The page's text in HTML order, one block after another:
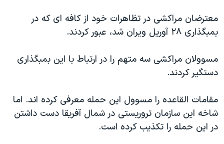
اعتراضات مردمی آبان ۹۸
اسرائیل در جنگ
همایش محافظه‌کاران آمریکا «سی‌پک»
سفر پرزیدنت ترامپ به چین
معترضان مراکشی در تظاهرات خود از کافه ای که در
بمبگذاری ۲۸ آوریل ویران شد، عبور کردند.
مسوولان مراکشی سه متهم را در ارتباط با این بمبگذاری
دستگیر کردند.
مقامات القاعده را مسوول این حمله معرفی کرده اند. اما
شاخه این سازمان تروریستی در شمال آفریقا دست داشتن
در این حمله را تکذیب کرده است.